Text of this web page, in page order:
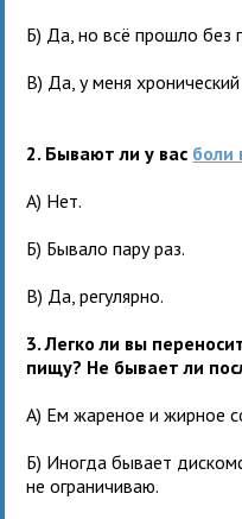
Б) Да, но всё прошло без
В) Да, у меня хронический
2. Бывают ли у вас боли
А) Нет.
Б) Бывало пару раз.
В) Да, регулярно.
3. Легко ли вы
пищу? Не бывает ли
А) Ем жареное и жирное
Б) Иногда бывает
не ограничиваю.